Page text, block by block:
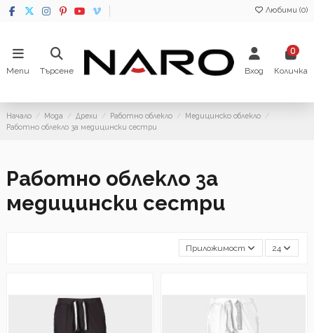
Любими (0)
Menu Търсене Вход
0
Количка
Начало Мода Дрехи Работно облекло
Медицинско облекло
Работно облекло за медицински сестри
Работно облекло за
медицински сестри
Приложимост 24